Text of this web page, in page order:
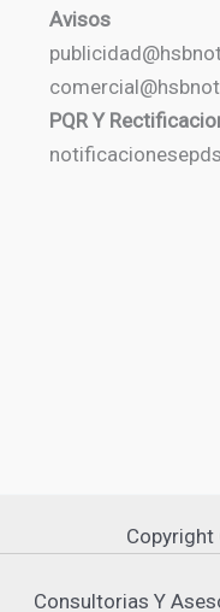
Avisos
PQR Y
Consultorias Y